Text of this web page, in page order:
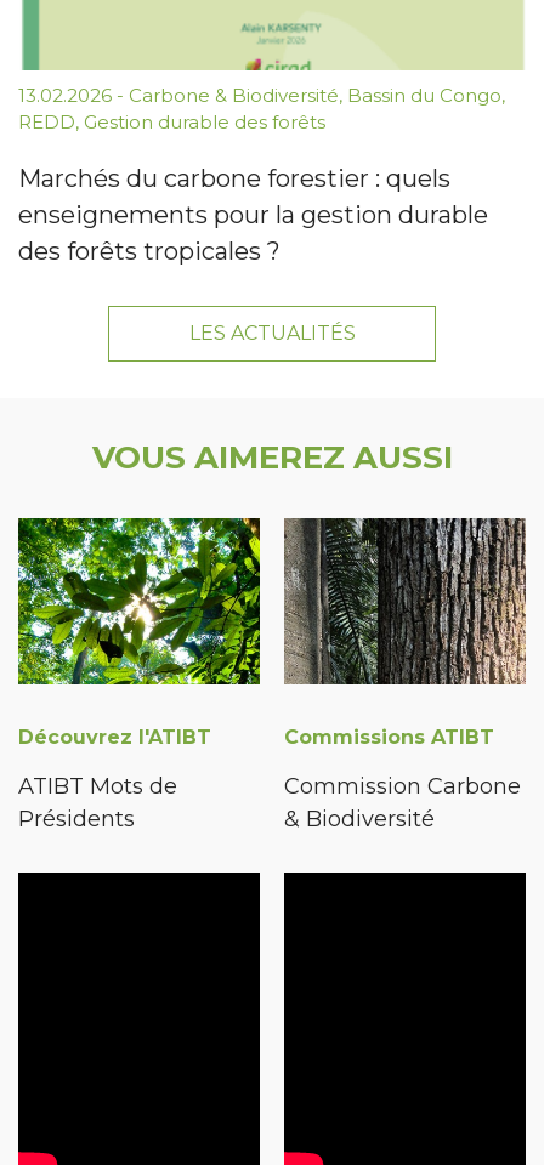
13.02.2026 - Carbone & Biodiversité, Bassin du Congo,
REDD, Gestion durable des forêts
Marchés du carbone forestier : quels
enseignements pour la gestion durable
des forêts tropicales ?
LES ACTUALITÉS
VOUS AIMEREZ AUSSI
Découvrez l'ATIBT
ATIBT Mots de
Présidents
Commissions ATIBT
Commission Carbone
& Biodiversité